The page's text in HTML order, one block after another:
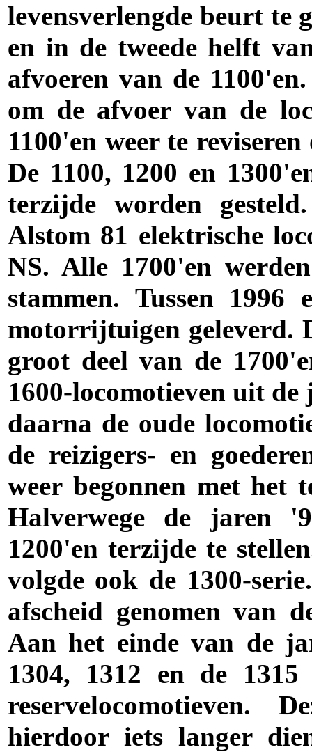
levensverlengde beurt te
en in de tweede helft
afvoeren van de
om de afvoer van de
1100'en weer te
De 1100, 1200 en
terzijde worden
Alstom 81 elektrische
NS. Alle 1700'en
stammen. Tussen
motorrijtuigen geleverd.
groot deel van de
1600-locomotieven uit
daarna de oude
de reizigers- en
weer begonnen met het
Halverwege de jaren
1200'en terzijde te
volgde ook de 1300-
afscheid genomen van
Aan het einde van de
1304, 1312 en de
reservelocomotieven.
hierdoor iets langer